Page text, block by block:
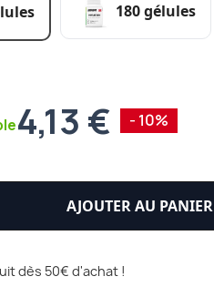
180 gélules
4,13 € - 10%
AJOUTER AU PANIER
dès 50€ d'achat !